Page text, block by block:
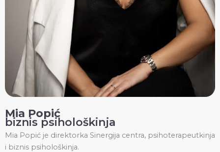
Mia Popić
biznis psihološkinja
Mia Popić je direktorka Sinergija centra, psihoterapeutkinja
i biznis psihološkinja.